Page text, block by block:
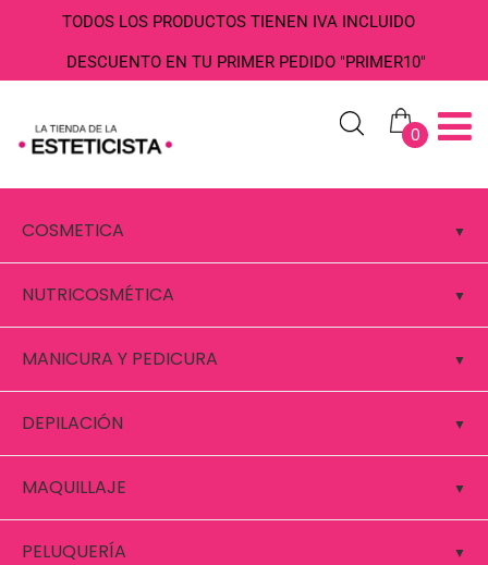
TODOS LOS PRODUCTOS TIENEN IVA INCLUIDO
DESCUENTO EN TU PRIMER PEDIDO "PRIMER10"
0
COSMETICA
NUTRICOSMÉTICA
MANICURA Y PEDICURA
DEPILACIÓN
MAQUILLAJE
PELUQUERÍA